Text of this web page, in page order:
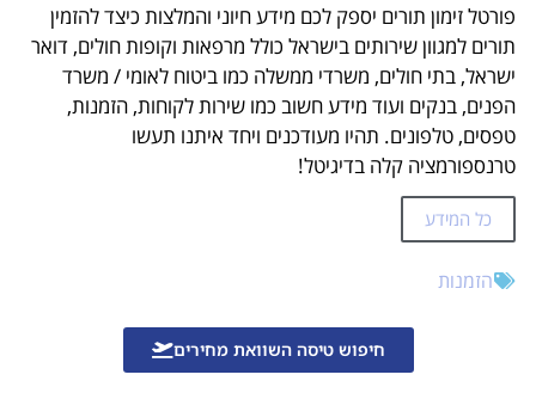
פורטל זימון תורים יספק לכם מידע חיוני והמלצות כיצד להזמין
תורים למגוון שירותים בישראל כולל מרפאות וקופות חולים, דואר
ישראל, בתי חולים, משרדי ממשלה כמו ביטוח לאומי / משרד
הפנים, בנקים ועוד מידע חשוב כמו שירות לקוחות, הזמנות,
טפסים, טלפונים. תהיו מעודכנים ויחד איתנו תעשו
טרנספורמציה קלה בדיגיטל!
כל המידע
הזמנות
חיפוש טיסה השוואת מחירים